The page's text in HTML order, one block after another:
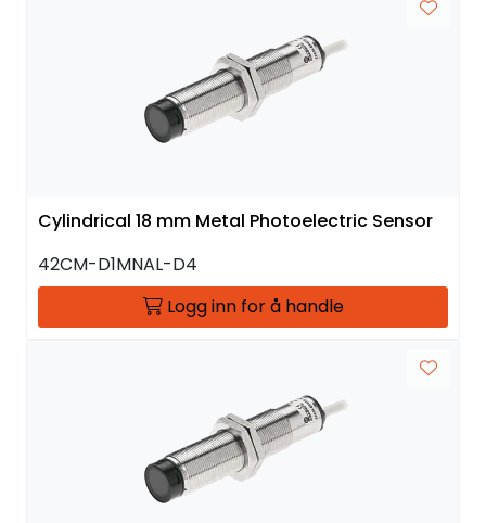
Cylindrical 18 mm Metal Photoelectric Sensor
42CM-D1MNAL-D4
Logg inn for å handle